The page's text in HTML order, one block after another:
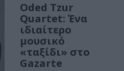
Oded Tzur
Quartet: Ένα
ιδιαίτερο
μουσικό
«ταξίδι» στο
Gazarte